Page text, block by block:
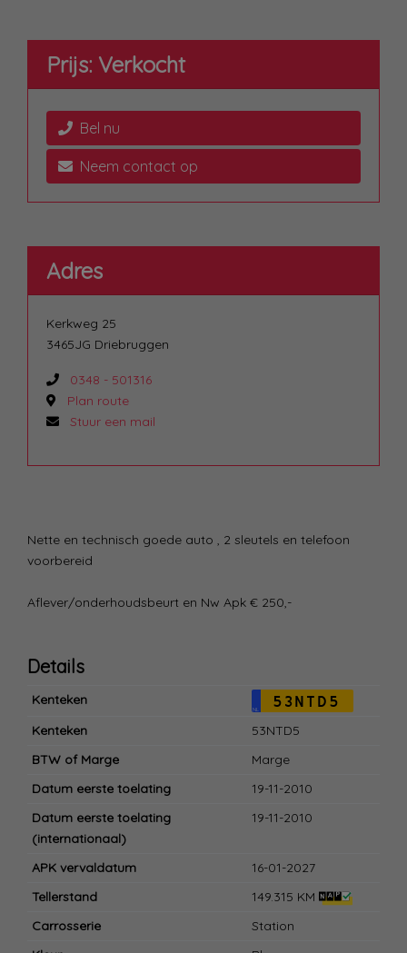
Nette en technisch goede auto , 2 sleutels en telefoon
voorbereid
Aflever/onderhoudsbeurt en Nw Apk € 250,-
Details
Kenteken
NL 53NTD5
Kenteken
53NTD5
BTW of Marge
Marge
Datum eerste toelating
19-11-2010
Datum eerste toelating
(internationaal)
19-11-2010
APK vervaldatum
16-01-2027
Tellerstand
149.315 KM
Carrosserie
Station
Prijs: Verkocht
Bel nu
Neem contact op
Adres
Kerkweg 25
3465JG Driebruggen
0348 - 501316
Plan route
Stuur een mail